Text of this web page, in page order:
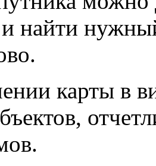
найти
карты в